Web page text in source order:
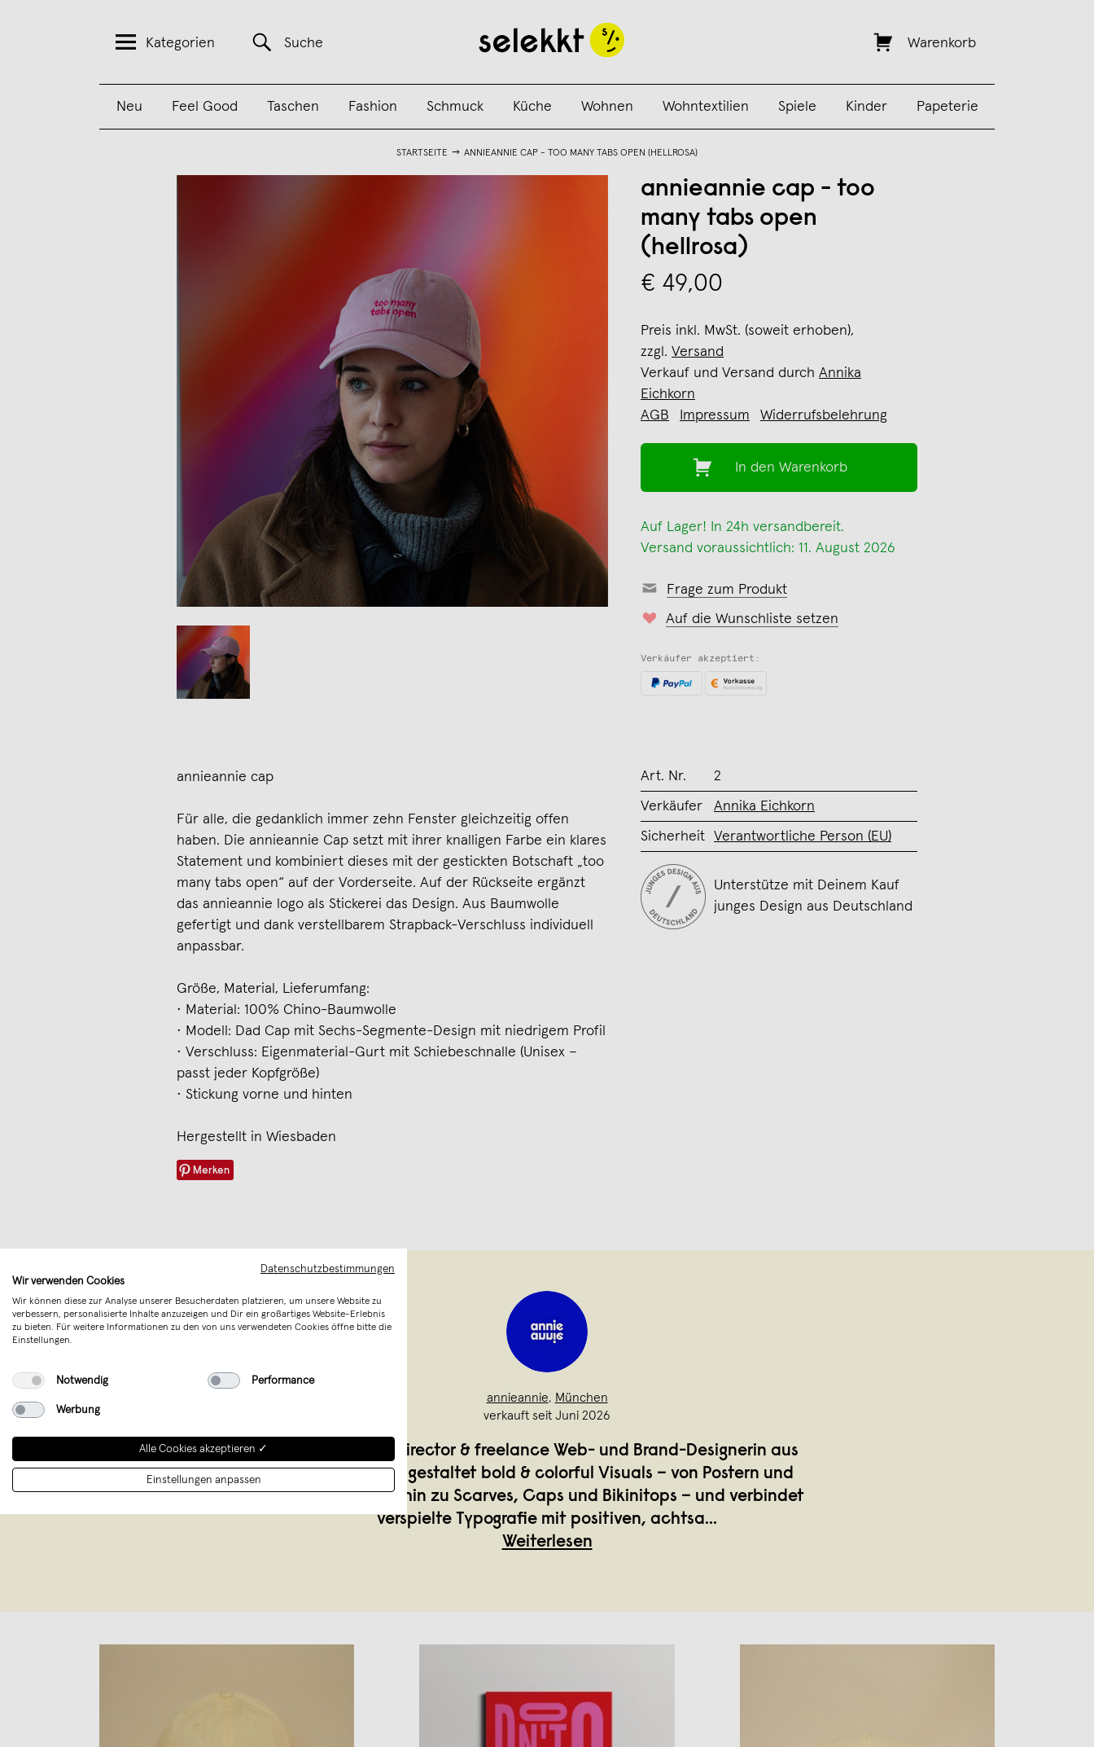
Kategorien Suche Warenkorb
Neu Feel Good Taschen Fashion Schmuck Küche Wohnen Wohntextilien Spiele Kinder Papeterie
STARTSEITE ANNIEANNIE CAP - TOO MANY TABS OPEN (HELLROSA)
annieannie cap - too
many tabs open
(hellrosa)
€ 49,00
Preis inkl. MwSt. (soweit erhoben),
zzgl. Versand
Verkauf und Versand durch Annika
Eichkorn
AGB
Impressum Widerrufsbelehrung
In den Warenkorb
Auf Lager! In 24h versandbereit.
Versand voraussichtlich: 11. August 2026
Frage zum Produkt
Auf die Wunschliste setzen
Verkäufer akzeptiert:
annieannie cap
Für alle, die gedanklich immer zehn Fenster gleichzeitig offen
haben. Die annieannie Cap setzt mit ihrer knalligen Farbe ein klares
Statement und kombiniert dieses mit der gestickten Botschaft „too
many tabs open“ auf der Vorderseite. Auf der Rückseite ergänzt
das annieannie logo als Stickerei das Design. Aus Baumwolle
gefertigt und dank verstellbarem Strapback-Verschluss individuell
anpassbar.
Größe, Material, Lieferumfang:
• Material: 100% Chino-Baumwolle
• Modell: Dad Cap mit Sechs-Segmente-Design mit niedrigem Profil
• Verschluss: Eigenmaterial-Gurt mit Schiebeschnalle (Unisex –
passt jeder Kopfgröße)
• Stickung vorne und hinten
Hergestellt in Wiesbaden
Merken
Art. Nr. 2
Verkäufer Annika Eichkorn
Sicherheit Verantwortliche Person (EU)
Unterstütze mit Deinem Kauf
junges Design aus Deutschland
annieannie, München
verkauft seit Juni 2026
Annie ist Art Director & freelance Web- und Brand-Designerin aus
München. Sie gestaltet bold & colorful Visuals – von Postern und
Postkarten bis hin zu Scarves, Caps und Bikinitops – und verbindet
verspielte Typografie mit positiven, achtsa...
Weiterlesen
Datenschutzbestimmungen
Wir verwenden Cookies
Wir können diese zur Analyse unserer Besucherdaten platzieren, um unsere Website zu
verbessern, personalisierte Inhalte anzuzeigen und Dir ein großartiges Website-Erlebnis
zu bieten. Für weitere Informationen zu den von uns verwendeten Cookies öffne bitte die
Einstellungen.
Notwendig Performance
Werbung
Alle Cookies akzeptieren ✓
Einstellungen anpassen